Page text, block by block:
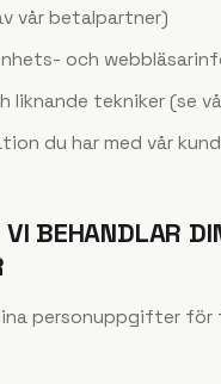
vår betalpartner)
och
liknande tekniker (se
du har med vår
BEHANDLAR
personuppgifter för